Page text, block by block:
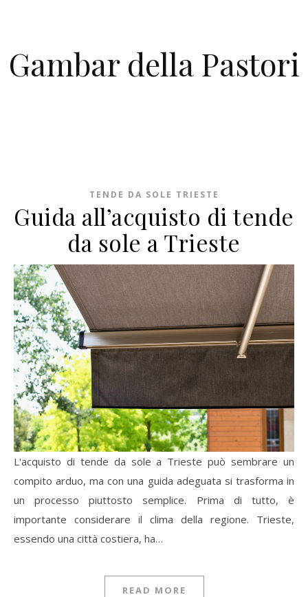
Gambar della Pastori
TENDE DA SOLE TRIESTE
Guida all’acquisto di tende
da sole a Trieste
L'acquisto di tende da sole a Trieste può sembrare un
compito arduo, ma con una guida adeguata si trasforma in
un processo piuttosto semplice. Prima di tutto, è
importante considerare il clima della regione. Trieste,
essendo una città costiera, ha…
READ MORE